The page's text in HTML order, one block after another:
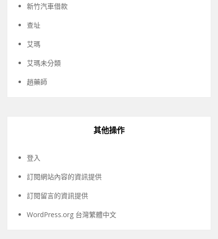
新竹汽車借款
查址
艾瑪
艾瑪未分類
趙藥師
其他操作
登入
訂閱網站內容的資訊提供
訂閱留言的資訊提供
WordPress.org 台灣繁體中文